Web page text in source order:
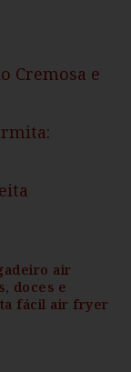
Cremosa e
air
, doces e
fácil air fryer